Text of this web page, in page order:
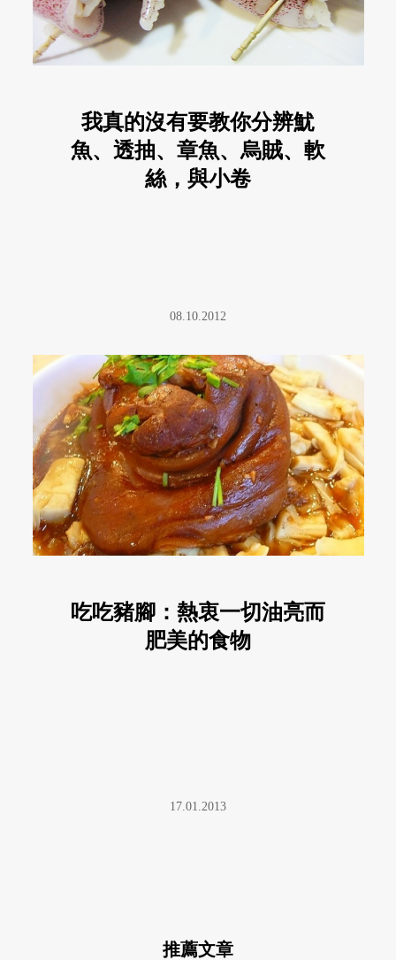
我真的沒有要教你分辨魷
魚、透抽、章魚、烏賊、軟
絲，與小卷
08.10.2012
吃吃豬腳：熱衷一切油亮而
肥美的食物
17.01.2013
推薦文章